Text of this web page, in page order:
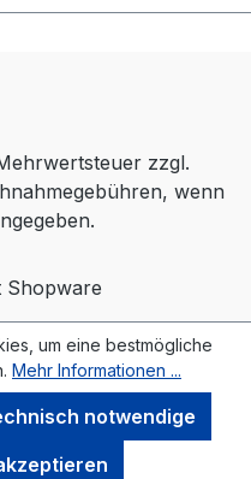
zzgl.
wenn
Shopware
um eine bestmögliche
Mehr Informationen ...
notwendige